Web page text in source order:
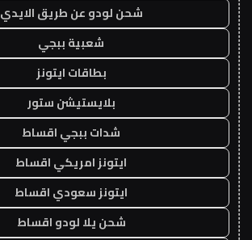
شحن لودو عن طريق الايدي
شعبية ببجي
بطاقات ايتونز
بلايستيشن ستور
شدات ببجي اقساط
ايتونز امريكي اقساط
ايتونز سعودي اقساط
شحن يلا لودو اقساط